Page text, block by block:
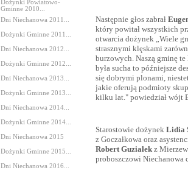
Dożynki Powiatowo-
Gminne 2010...
Dni Niechanowa 2011...
Dożynki Gminne 2011...
Dni Niechanowa 2012...
Dożynki Gminne 2012...
Dni Niechanowa 2013...
Dożynki Gminne 2013...
Dni Niechanowa 2014...
Dożynki Gminne 2014...
Dni Niechanowa 2015
Dożynki Gminne 2015...
Dni Niechanowa 2016...
Następnie głos zabrał
który powitał wszystkich
otwarcia dożynek „Wiele
strasznymi klęskami
burzowych. Naszą gminę
była sucha to późniejsze
się dobrymi plonami,
jakie oferują podmioty
kilku lat." powiedział wójt
Starostowie dożynek Lidia
z Goczałkowa oraz
Robert Guziałek z
proboszczowi Niechanowa